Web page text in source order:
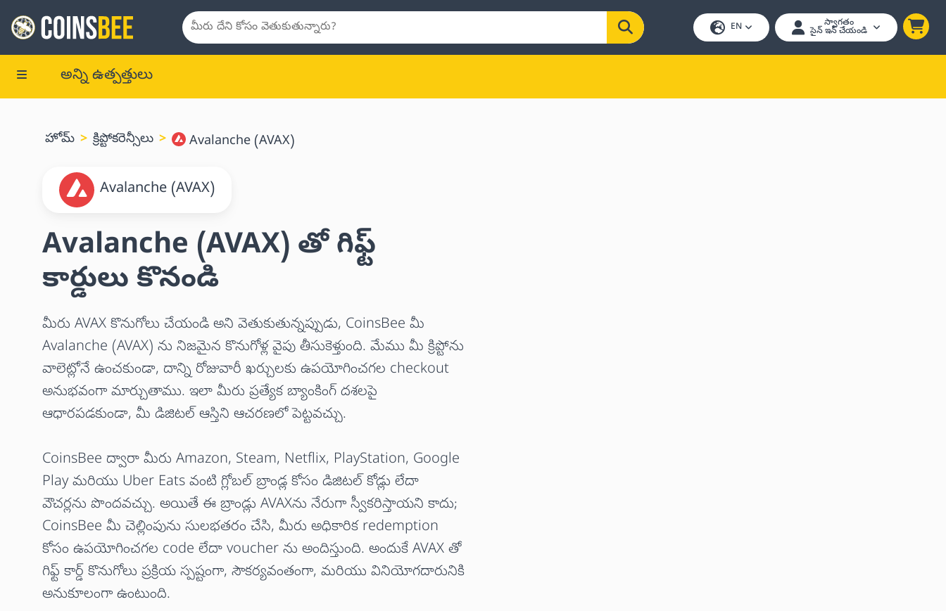
EN స్వాగతం
సైన్ ఇన్ చేయండి
అన్ని ఉత్పత్తులు
హోమ్ క్రిప్టోకరెన్సీలు Avalanche (AVAX)
Avalanche (AVAX)
Avalanche (AVAX) తో గిఫ్ట్
కార్డులు కొనండి
మీరు AVAX కొనుగోలు చేయండి అని వెతుకుతున్నప్పుడు, CoinsBee మీ
Avalanche (AVAX) ను నిజమైన కొనుగోళ్ల వైపు తీసుకెళ్తుంది. మేము మీ క్రిప్టోను
వాలెట్లోనే ఉంచకుండా, దాన్ని రోజువారీ ఖర్చులకు ఉపయోగించగల checkout
అనుభవంగా మార్చుతాము. ఇలా మీరు ప్రత్యేక బ్యాంకింగ్ దశలపై
ఆధారపడకుండా, మీ డిజిటల్ ఆస్తిని ఆచరణలో పెట్టవచ్చు.
CoinsBee ద్వారా మీరు Amazon, Steam, Netflix, PlayStation, Google
Play మరియు Uber Eats వంటి గ్లోబల్ బ్రాండ్ల కోసం డిజిటల్ కోడ్లు లేదా
వౌచర్లను పొందవచ్చు. అయితే ఈ బ్రాండ్లు AVAXను నేరుగా స్వీకరిస్తాయని కాదు;
CoinsBee మీ చెల్లింపును సులభతరం చేసి, మీరు అధికారిక redemption
కోసం ఉపయోగించగల code లేదా voucher ను అందిస్తుంది. అందుకే AVAX తో
గిఫ్ట్ కార్డ్ కొనుగోలు ప్రక్రియ స్పష్టంగా, సౌకర్యవంతంగా, మరియు వినియోగదారునికి
అనుకూలంగా ఉంటుంది.